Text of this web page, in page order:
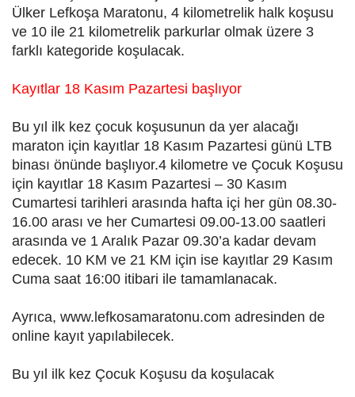
Ülker Lefkoşa Maratonu, 4 kilometrelik halk koşusu
ve 10 ile 21 kilometrelik parkurlar olmak üzere 3
farklı kategoride koşulacak.
Kayıtlar 18 Kasım Pazartesi başlıyor
Bu yıl ilk kez çocuk koşusunun da yer alacağı
maraton için kayıtlar 18 Kasım Pazartesi günü LTB
binası önünde başlıyor.4 kilometre ve Çocuk Koşusu
için kayıtlar 18 Kasım Pazartesi – 30 Kasım
Cumartesi tarihleri arasında hafta içi her gün 08.30-
16.00 arası ve her Cumartesi 09.00-13.00 saatleri
arasında ve 1 Aralık Pazar 09.30’a kadar devam
edecek. 10 KM ve 21 KM için ise kayıtlar 29 Kasım
Cuma saat 16:00 itibari ile tamamlanacak.
Ayrıca, www.lefkosamaratonu.com adresinden de
online kayıt yapılabilecek.
Bu yıl ilk kez Çocuk Koşusu da koşulacak